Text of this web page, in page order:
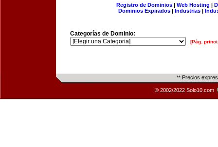
Registro de Dominios| Web Hosting |
Dominios Expirados | Industrias |
Categorías de Dominio:
[Pág.
** Precios
© 2002/2022 Solo10.com